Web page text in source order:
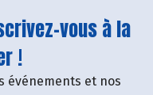
vous à la
!
événements et nos